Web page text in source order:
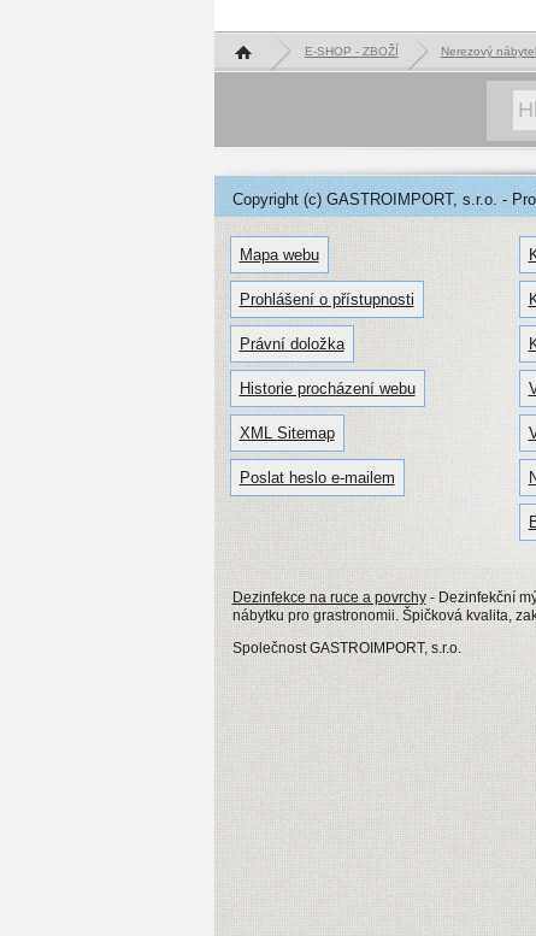
Hlavní stránka E-SHOP - ZBOŽÍ Nerezový
Copyright (c) GASTROIMPORT, s.r.o. -
Mapa webu
Prohlášení o přístupnosti
Právní doložka
Historie procházení webu
XML Sitemap
Poslat heslo e-mailem
Dezinfekce na ruce a povrchy - Dezinfekční
nábytku pro grastronomii. Špičková kvalita,
Společnost GASTROIMPORT, s.r.o.